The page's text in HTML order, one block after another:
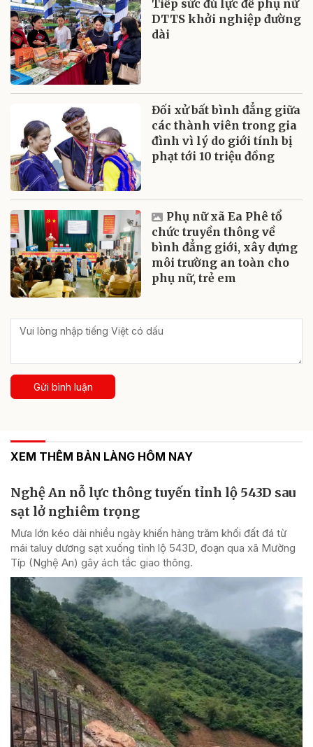
Tiếp sức đủ lực để phụ nữ
DTTS khởi nghiệp đường
dài
Đối xử bất bình đẳng giữa
các thành viên trong gia
đình vì lý do giới tính bị
phạt tới 10 triệu đồng
Phụ nữ xã Ea Phê tổ
chức truyền thông về
bình đẳng giới, xây dựng
môi trường an toàn cho
phụ nữ, trẻ em
Gửi bình luận
XEM THÊM BẢN LÀNG HÔM NAY
Nghệ An nỗ lực thông tuyến tỉnh lộ 543D sau
sạt lở nghiêm trọng
Mưa lớn kéo dài nhiều ngày khiến hàng trăm khối đất đá từ
mái taluy dương sạt xuống tỉnh lộ 543D, đoạn qua xã Mường
Típ (Nghệ An) gây ách tắc giao thông.